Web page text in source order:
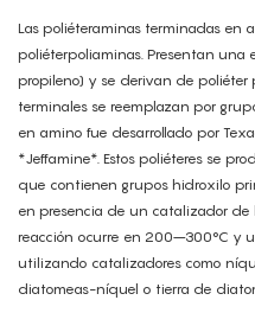
Las poliéteraminas terminadas en
poliéterpoliaminas. Presentan
propileno) y se derivan de poliéter
terminales se reemplazan por
en amino fue desarrollado por
*Jeffamine*. Estos poliéteres se
que contienen grupos hidroxilo
en presencia de un catalizador de
reacción ocurre en 200–300°C y
utilizando catalizadores como
diatomeas-níquel o tierra de